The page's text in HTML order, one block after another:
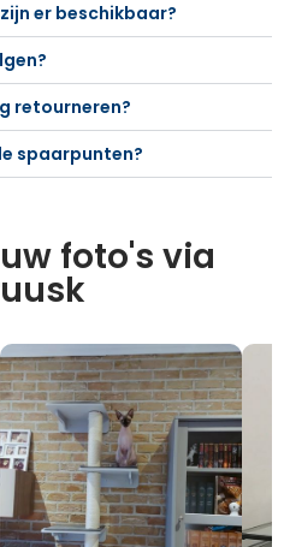
er beschikbaar?
retourneren?
spaarpunten?
foto's via